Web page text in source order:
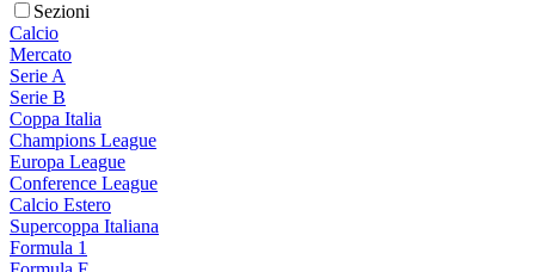
Sezioni
Calcio
Mercato
Serie A
Serie B
Coppa Italia
Champions League
Europa League
Conference League
Calcio Estero
Supercoppa Italiana
Formula 1